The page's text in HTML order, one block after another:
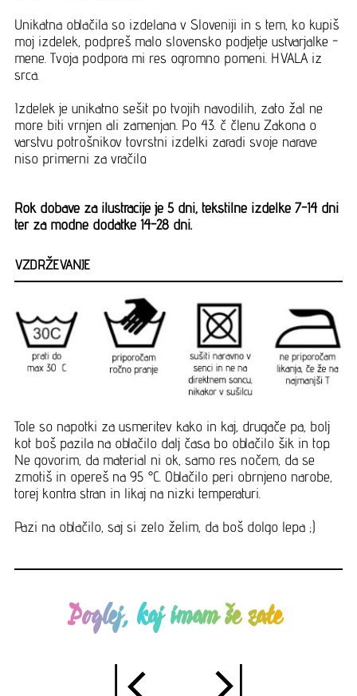
Unikatna oblačila so izdelana v Sloveniji in s tem, ko kupiš
moj izdelek, podpreš malo slovensko podjetje ustvarjalke -
mene. Tvoja podpora mi res ogromno pomeni. HVALA iz
srca.
Izdelek je unikatno sešit po tvojih navodilih, zato žal ne
more biti vrnjen ali zamenjan. Po 43. č členu Zakona o
varstvu potrošnikov tovrstni izdelki zaradi svoje narave
niso primerni za vračilo.
Rok dobave za ilustracije je 5 dni, tekstilne izdelke 7-14 dni
ter za modne dodatke 14-28 dni.
VZDRŽEVANJE
Tole so napotki za usmeritev kako in kaj, drugače pa, bolj
kot boš pazila na oblačilo dalj časa bo oblačilo šik in top.
Ne govorim, da material ni ok, samo res nočem, da se
zmotiš in opereš na 95 °C. Oblačilo peri obrnjeno narobe,
torej kontra stran in likaj na nizki temperaturi.
Pazi na oblačilo, saj si zelo želim, da boš dolgo lepa ;)
Poglej, kaj imam še zate